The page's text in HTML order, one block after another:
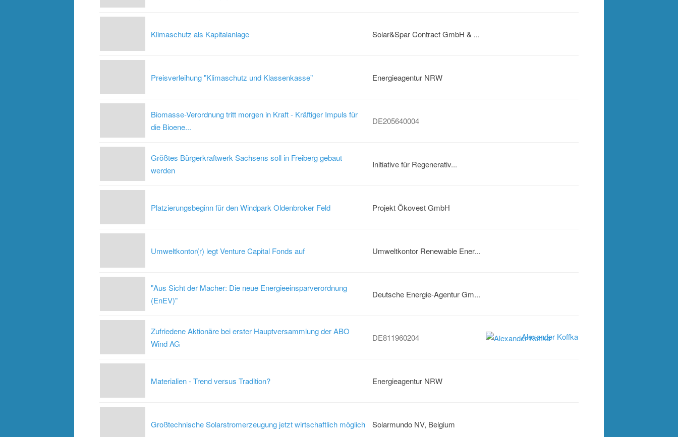
Klimaschutz als Kapitalanlage Solar&Spar Contract GmbH & ...
Preisverleihung "Klimaschutz und Klassenkasse" Energieagentur NRW
Biomasse-Verordnung tritt morgen in Kraft - Kräftiger Impuls für
die Bioene...
DE205640004
Größtes Bürgerkraftwerk Sachsens soll in Freiberg gebaut
werden
Initiative für Regenerativ...
Platzierungsbeginn für den Windpark Oldenbroker Feld Projekt Ökovest GmbH
Umweltkontor(r) legt Venture Capital Fonds auf Umweltkontor Renewable Ener...
"Aus Sicht der Macher: Die neue Energieeinsparverordnung
(EnEV)"
Deutsche Energie-Agentur Gm...
Zufriedene Aktionäre bei erster Hauptversammlung der ABO
Wind AG
DE811960204 Alexander Koffka
Materialien - Trend versus Tradition? Energieagentur NRW
Großtechnische Solarstromerzeugung jetzt wirtschaftlich möglich Solarmundo NV, Belgium